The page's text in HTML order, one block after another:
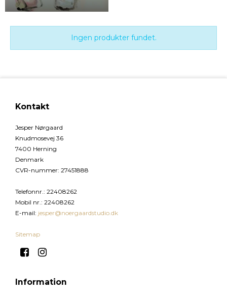
Ingen produkter fundet.
Kontakt
Jesper Nørgaard
Knudmosevej 36
7400 Herning
Denmark
CVR-nummer: 27451888
Telefonnr.: 22408262
Mobil nr.: 22408262
E-mail: jesper@noergaardstudio.dk
Sitemap
Information